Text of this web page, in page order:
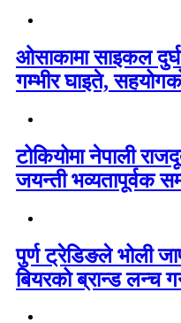
ओसाकामा साइकल
गम्भीर घाइते,
टोकियोमा नेपाली
जयन्ती भव्यतापूर्वक
पुर्ण ट्रेडिङले भोली
बियरको ब्रान्ड लन्च